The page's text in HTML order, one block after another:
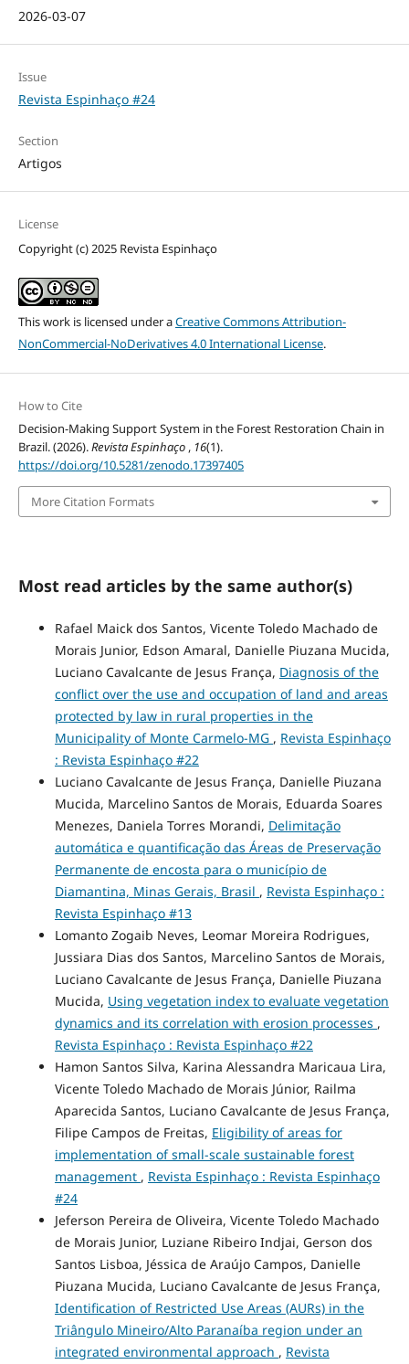
2026-03-07
Issue
Revista Espinhaço #24
Section
Artigos
License
Copyright (c) 2025 Revista Espinhaço
This work is licensed under aCreative Commons Attribution-
NonCommercial-NoDerivatives 4.0 International License.
How to Cite
Decision-Making Support System in the Forest Restoration Chain in
Brazil. (2026).Revista Espinhaço , 16(1).
https://doi.org/10.5281/zenodo.17397405
More Citation Formats
Most read articles by the same author(s)
Rafael Maick dos Santos, Vicente Toledo Machado de
Morais Junior, Edson Amaral, Danielle Piuzana Mucida,
Luciano Cavalcante de Jesus França, Diagnosis of the
conflict over the use and occupation of land and areas
protected by law in rural properties in the
Municipality of Monte Carmelo-MG , Revista Espinhaço
: Revista Espinhaço #22
Luciano Cavalcante de Jesus França, Danielle Piuzana
Mucida, Marcelino Santos de Morais, Eduarda Soares
Menezes, Daniela Torres Morandi, Delimitação
automática e quantificação das Áreas de Preservação
Permanente de encosta para o município de
Diamantina, Minas Gerais, Brasil , Revista Espinhaço :
Revista Espinhaço #13
Lomanto Zogaib Neves, Leomar Moreira Rodrigues,
Jussiara Dias dos Santos, Marcelino Santos de Morais,
Luciano Cavalcante de Jesus França, Danielle Piuzana
Mucida, Using vegetation index to evaluate vegetation
dynamics and its correlation with erosion processes ,
Revista Espinhaço : Revista Espinhaço #22
Hamon Santos Silva, Karina Alessandra Maricaua Lira,
Vicente Toledo Machado de Morais Júnior, Railma
Aparecida Santos, Luciano Cavalcante de Jesus França,
Filipe Campos de Freitas, Eligibility of areas for
implementation of small-scale sustainable forest
management , Revista Espinhaço : Revista Espinhaço
#24
Jeferson Pereira de Oliveira, Vicente Toledo Machado
de Morais Junior, Luziane Ribeiro Indjai, Gerson dos
Santos Lisboa, Jéssica de Araújo Campos, Danielle
Piuzana Mucida, Luciano Cavalcante de Jesus França,
Identification of Restricted Use Areas (AURs) in the
Triângulo Mineiro/Alto Paranaíba region under an
integrated environmental approach , Revista